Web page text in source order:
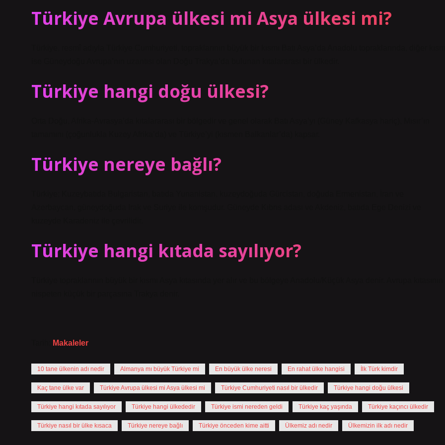
Türkiye Avrupa ülkesi mi Asya ülkesi mi?
Türkiye hangi doğu ülkesi?
Türkiye nereye bağlı?
Türkiye hangi kıtada sayılıyor?
Makaleler
10 tane ülkenin adı nedir Almanya mı büyük Türkiye mi En büyük ülke neresi En rahat ülke hangisi İlk Türk kimdir
Kaç tane ülke var Türkiye Avrupa ülkesi mi Asya ülkesi mi Türkiye Cumhuriyeti nasıl bir ülkedir Türkiye hangi doğu ülkesi
Türkiye hangi kıtada sayılıyor Türkiye hangi ülkededir Türkiye ismi nereden geldi Türkiye kaç yaşında Türkiye kaçıncı ülkedir
Türkiye nasıl bir ülke kısaca Türkiye nereye bağlı Türkiye önceden kime aitti Ülkemiz adı nedir Ülkemizin ilk adı nedir